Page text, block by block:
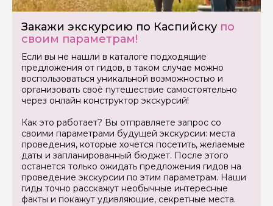
Закажи экскурсию по Каспийску по
своим параметрам!
Если вы не нашли в каталоге подходящие
предложения от гидов, в таком случае можно
воспользоваться уникальной возможностью и
организовать своё путешествие самостоятельно
через онлайн конструктор экскурсий!
Как это работает? Вы отправляете запрос со
своими параметрами будущей экскурсии: места
проведения, которые хочется посетить, желаемые
даты и запланированный бюджет. После этого
останется только ожидать предложения гидов на
проведение экскурсии по этим параметрам. Наши
гиды точно расскажут необычные интересные
факты и покажут удивляющие, секретные места.